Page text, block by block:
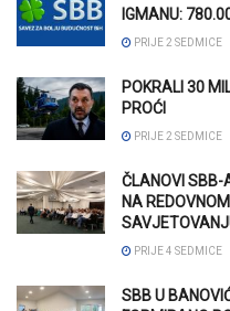
IGMANU:
PRIJE 2 SEDMICE
POKRALI 30
PROĆI
PRIJE 2 SEDMICE
ČLANOVI SBB-
NA
PRIJE 4 SEDMICE
SBB U